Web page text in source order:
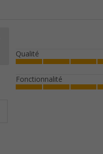
Qualité
Fonctionnalité